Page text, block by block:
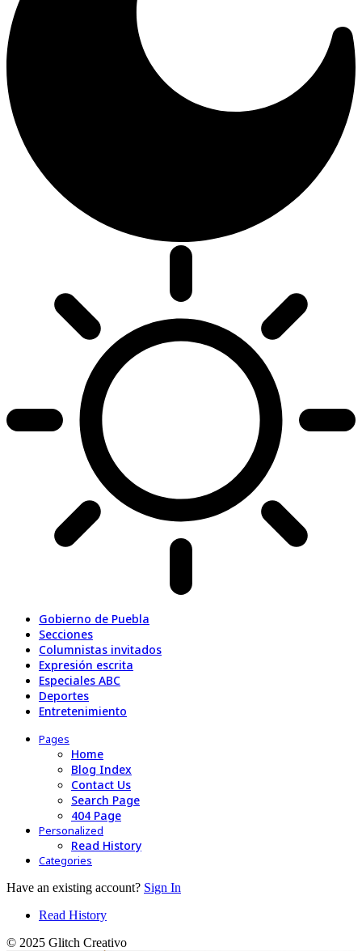
Gobierno de Puebla
Secciones
Columnistas invitados
Expresión escrita
Especiales ABC
Deportes
Entretenimiento
Pages
Home
Blog Index
Contact Us
Search Page
404 Page
Personalized
Read History
Categories
Have an existing account? Sign In
Read History
© 2025 Glitch Creativo